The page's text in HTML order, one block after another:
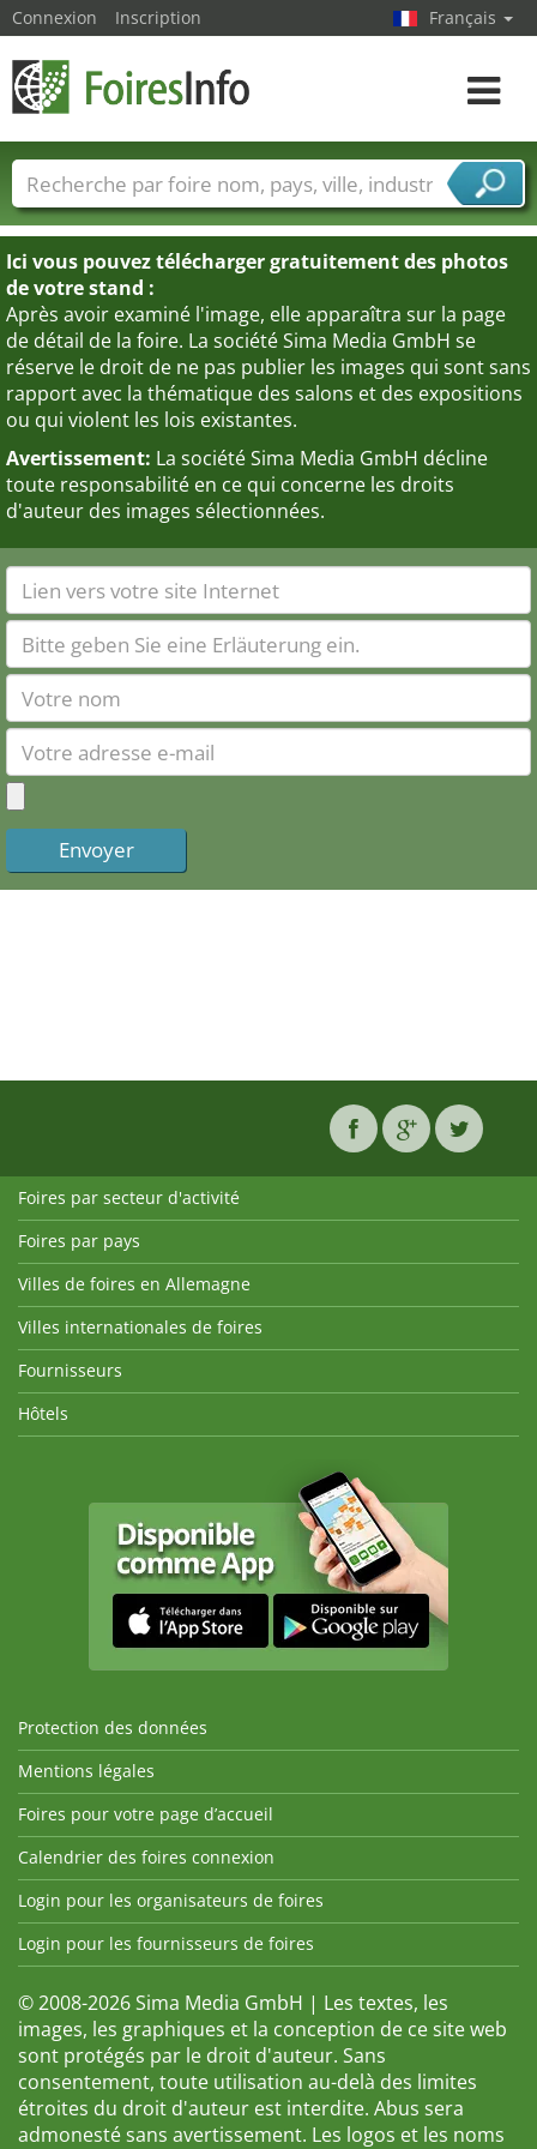
Ici vous pouvez télécharger gratuitement des photos
de votre stand :
Après avoir examiné l'image, elle apparaîtra sur la page
de détail de la foire. La société Sima Media GmbH se
réserve le droit de ne pas publier les images qui sont sans
rapport avec la thématique des salons et des expositions
ou qui violent les lois existantes.
Avertissement: La société Sima Media GmbH décline
toute responsabilité en ce qui concerne les droits
d'auteur des images sélectionnées.
Connexion Inscription Français
Toggle
Foire noms Pays Villes
Secteurs de foire
Secteurs du fournisseur de services
Foires par secteur d'activité
Foires par pays
Villes de foires en Allemagne
Villes internationales de foires
Fournisseurs
Hôtels
Protection des données
Mentions légales
Foires pour votre page d’accueil
Calendrier des foires connexion
Login pour les organisateurs de foires
Login pour les fournisseurs de foires
© 2008-2026 Sima Media GmbH | Les textes, les
images, les graphiques et la conception de ce site web
sont protégés par le droit d'auteur. Sans
consentement, toute utilisation au-delà des limites
étroites du droit d'auteur est interdite. Abus sera
admonesté sans avertissement. Les logos et les noms